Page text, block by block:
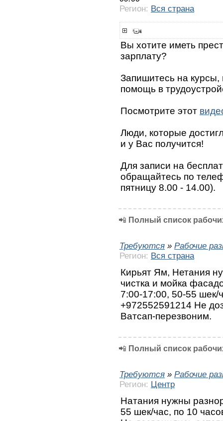
Регион: Вся страна
Вы хотите иметь
зарплату?
Запишитесь на курсы,
помощь в
Посмотрите этот
Люди, которые
и у Вас получится!
Для записи на
обращайтесь по
пятницу 8.00 - 14.00).
📲 Полный список
Требуются » Рабочие
Регион: Вся страна
Кирьят Ям, Нетания
чистка и мойка
7:00-17:00, 50-55 шек/
+972552591214 Не
Ватсап-перезвоним.
📲 Полный список
Требуются » Рабочие
Регион: Центр
Натания нужны
55 шек/час, по 10